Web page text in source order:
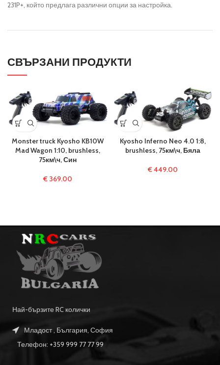
231P+, който предлага различни опции за настройка.
СВЪРЗАНИ ПРОДУКТИ
Monster truck Kyosho KB10W
Mad Wagon 1:10, brushless,
75км\ч, Син
€369.00
Kyosho Inferno Neo 4.0 1:8,
brushless, 75км\ч, Бяла
€449.00
Най-бързите RC колички
Младост , България, София
Телефон: +359 999 77 77 99